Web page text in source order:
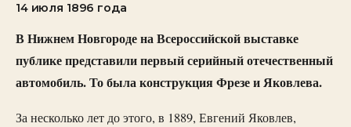
14 июля 1896 года
В Нижнем Новгороде на Всероссийской выставке
публике представили первый серийный отечественный
автомобиль. То была конструкция Фрезе и Яковлева.
За несколько лет до этого, в 1889, Евгений Яковлев,